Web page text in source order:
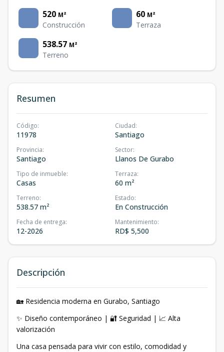
520 M²
Construcción
60 M²
Terraza
538.57 M²
Terreno
Resumen
Código:
11978
Ciudad:
Santiago
Provincia:
Santiago
Sector:
Llanos De Gurabo
Tipo de inmueble:
Casas
Terraza:
60 m²
Terreno:
538.57 m²
Estado:
En Construcción
Fecha de entrega:
12-2026
Mantenimiento:
RD$ 5,500
Descripción
🏡 Residencia moderna en Gurabo, Santiago
✨ Diseño contemporáneo | 🔐 Seguridad | 📈 Alta
valorización
Una casa pensada para vivir con estilo, comodidad y